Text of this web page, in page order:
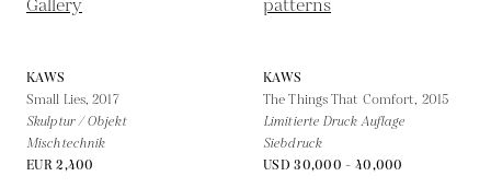
KAWS
Small Lies,2017
Skulptur / Objekt
Mischtechnik
EUR 2,400
KAWS
The Things That Comfort, 2015
Limitierte Druck Auflage
Siebdruck
USD 30,000 - 40,000